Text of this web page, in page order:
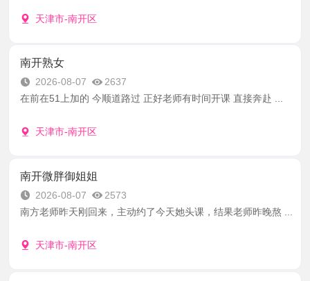
天津市-南开区
南开熟女
2026-08-07
2637
在前在51上加的 今顺道路过 正好老师有时间开课 直接奔赴 ...
天津市-南开区
南开微胖御姐姐
2026-08-07
2573
南方老师昨天刚回来，主动约了今天她头课，结果老师昨晚熬 ...
天津市-南开区